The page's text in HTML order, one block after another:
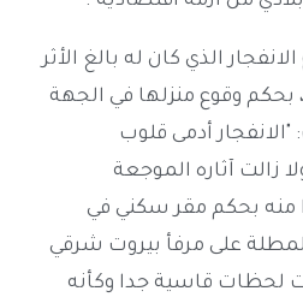
الذي كان له بالغ الأثر
وقوع منزلها في الجهة
"الانفجار أدمى قلوب
زالت آثاره الموجعة
منه بحكم مقر سكني في
على مرفأ بيروت شرقي
لحظات قاسية جدا وكأنه